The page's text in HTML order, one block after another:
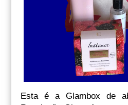
Esta é a Glambox de